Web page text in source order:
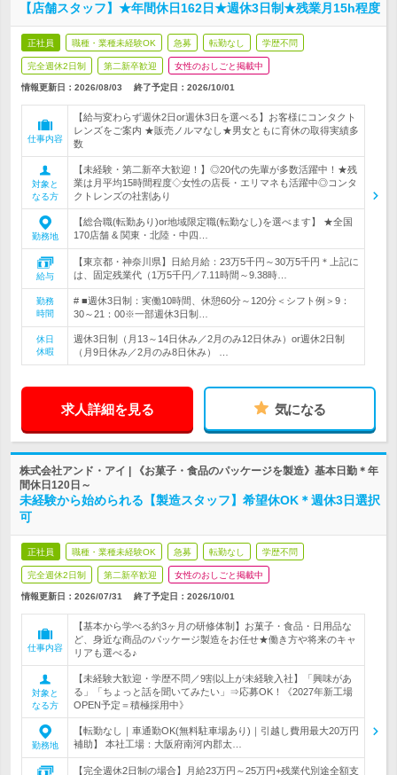
【店舗スタッフ】★年間休日162日★週休3日制★残業月15h程度
正社員 職種・業種未経験OK 急募 転勤なし 学歴不問
完全週休2日制 第二新卒歓迎 女性のおしごと掲載中
情報更新日：2026/08/03 終了予定日： 2026/10/01
仕事内容
【給与変わらず週休2日or週休3日を選べる】お客様にコンタクト
レンズをご案内 ★販売ノルマなし★男女ともに育休の取得実績多
数
対象と
なる方
【未経験・第二新卒大歓迎！】◎20代の先輩が多数活躍中！★残
業は月平均15時間程度◇女性の店長・エリマネも活躍中◎コンタ
クトレンズの社割あり
勤務地
【総合職(転勤あり)or地域限定職(転勤なし)を選べます】 ★全国
170店舗 & 関東・北陸・中四…
給与
【東京都・神奈川県】日給月給：23万5千円～30万5千円＊上記に
は、固定残業代（1万5千円／7.11時間～9.38時…
勤務
時間
# ■週休3日制：実働10時間、休憩60分～120分＜シフト例＞9：
30～21：00※一部週休3日制…
休日
休暇
週休3日制（月13～14日休み／2月のみ12日休み）or週休2日制
（月9日休み／2月のみ8日休み） …
求人詳細を見る 気になる
株式会社アンド・アイ | 《お菓子・食品のパッケージを製造》基本日勤＊年
間休日120日～
未経験から始められる【製造スタッフ】希望休OK＊週休3日選択
可
正社員 職種・業種未経験OK 急募 転勤なし 学歴不問
完全週休2日制 第二新卒歓迎 女性のおしごと掲載中
情報更新日：2026/07/31 終了予定日： 2026/10/01
仕事内容
【基本から学べる約3ヶ月の研修体制】お菓子・食品・日用品な
ど、身近な商品のパッケージ製造をお任せ★働き方や将来のキャ
リアも選べる♪
対象と
なる方
【未経験大歓迎・学歴不問／9割以上が未経験入社】「興味があ
る」「ちょっと話を聞いてみたい」⇒応募OK！《2027年新工場
OPEN予定＝積極採用中》
勤務地
【転勤なし｜車通勤OK(無料駐車場あり)｜引越し費用最大20万円
補助】 本社工場：大阪府南河内郡太…
【完全週休2日制の場合】月給23万円～25万円+残業代別途全額支